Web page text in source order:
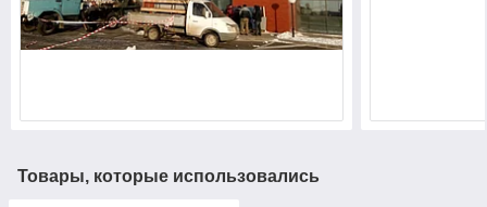
Товары, которые использовались